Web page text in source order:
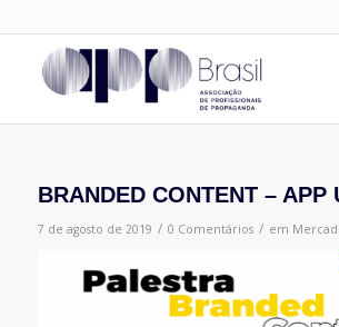
BRANDED CONTENT –
7 de agosto de 2019 / 0 Comentários / em